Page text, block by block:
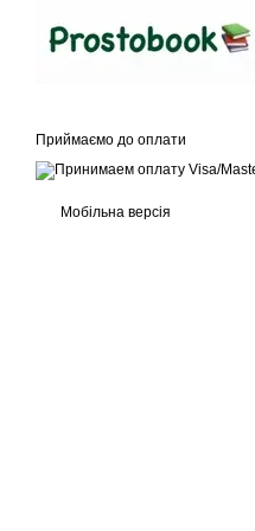
Приймаємо до оплати
Мобільна версія